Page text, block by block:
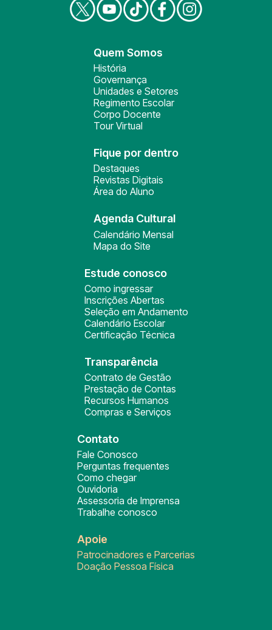
Quem Somos
História
Governança
Unidades e Setores
Regimento Escolar
Corpo Docente
Tour Virtual
Fique por dentro
Destaques
Revistas Digitais
Área do Aluno
Agenda Cultural
Calendário Mensal
Mapa do Site
Estude conosco
Como ingressar
Inscrições Abertas
Seleção em Andamento
Calendário Escolar
Certificação Técnica
Transparência
Contrato de Gestão
Prestação de Contas
Recursos Humanos
Compras e Serviços
Contato
Fale Conosco
Perguntas frequentes
Como chegar
Ouvidoria
Assessoria de Imprensa
Trabalhe conosco
Apoie
Patrocinadores e Parcerias
Doação Pessoa Física